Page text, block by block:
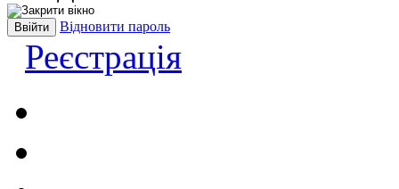
Відновити пароль
Реєстрація